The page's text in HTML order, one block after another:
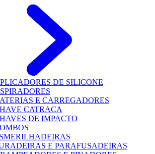
DE SILICONE
E CARREGADORES
CATRACA
DE IMPACTO
E PARAFUSADEIRAS